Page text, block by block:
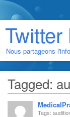
Twitter
Nous partageons
Tagged:
Tags: